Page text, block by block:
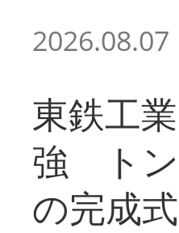
2026.08.07
東鉄工
強 トン
の完成式